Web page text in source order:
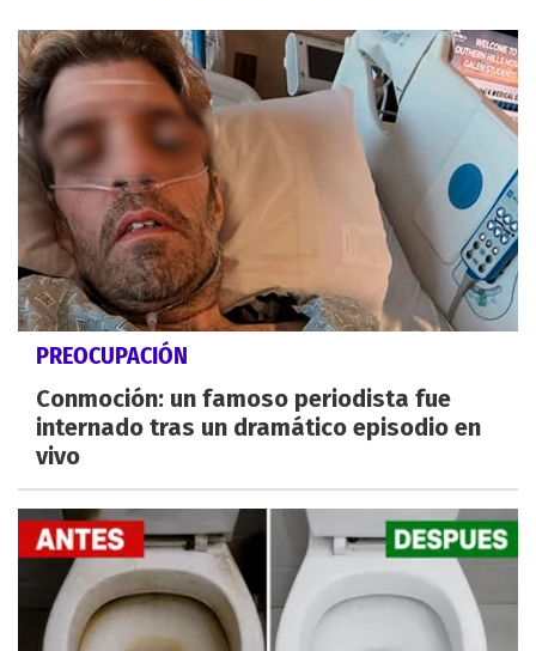
PREOCUPACIÓN
Conmoción: un famoso periodista fue
internado tras un dramático episodio en
vivo